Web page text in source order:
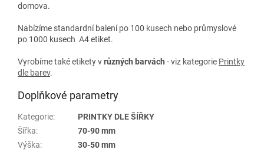
domova.
Nabízíme standardní balení po 100 kusech nebo průmyslové
po 1000 kusech A4 etiket.
Vyrobíme také etikety vrůzných barvách - viz kategorie Printky
dle barev.
Doplňkové parametry
Kategorie:
PRINTKY DLE ŠÍŘKY
Šířka:
70-90 mm
Výška:
30-50 mm